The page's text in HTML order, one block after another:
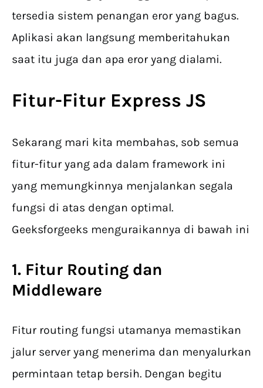
tersedia sistem penangan eror yang bagus.
Aplikasi akan langsung memberitahukan
saat itu juga dan apa eror yang dialami.
Fitur-Fitur Express JS
Sekarang mari kita membahas, sob semua
fitur-fitur yang ada dalam framework ini
yang memungkinnya menjalankan segala
fungsi di atas dengan optimal.
Geeksforgeeks menguraikannya di bawah ini
1. Fitur Routing dan
Middleware
Fitur routing fungsi utamanya memastikan
jalur server yang menerima dan menyalurkan
permintaan tetap bersih. Dengan begitu